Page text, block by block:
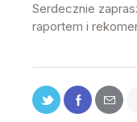
Serdecznie
raportem i